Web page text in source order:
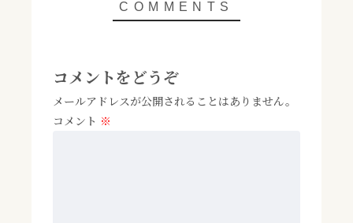
コメントをどうぞ
メールアドレスが公開されることはありません。
コメント ※